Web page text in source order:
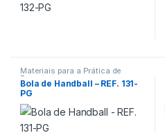
Materiais para a Prática de
Esportes
Bola de Handball – REF. 131-
PG